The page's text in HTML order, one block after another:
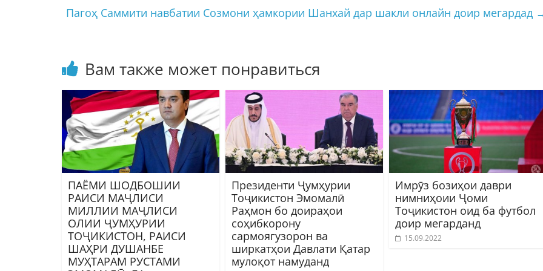
Пагоҳ Саммити навбатии Созмони ҳамкории Шанхай дар шакли онлайн доир мегардад
Вам также может понравиться
ПАЁМИ ШОДБОШИИ
РАИСИ МАҶЛИСИ
МИЛЛИИ МАҶЛИСИ
ОЛИИ ҶУМҲУРИИ
ТОҶИКИСТОН, РАИСИ
ШАҲРИ ДУШАНБЕ
МУҲТАРАМ РУСТАМИ
Президенти Ҷумҳурии
Тоҷикистон Эмомалӣ
Раҳмон бо доираҳои
соҳибкорону
сармоягузорон ва
ширкатҳои Давлати Қатар
мулоқот намуданд
Имрӯз бозиҳои даври
нимниҳоии Ҷоми
Тоҷикистон оид ба футбол
доир мегарданд
15.09.2022